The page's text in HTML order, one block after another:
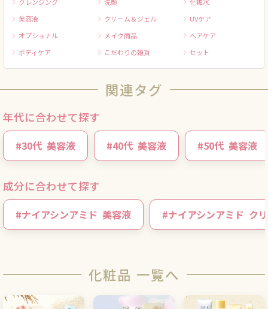
クレンジング 洗顔
化粧水
美容液
クリーム＆ジェル
UVケア
オプショナル
メイク商品
ヘアケア
ボディケア
こだわりの雑貨 セット
関連タグ
年代に合わせて探す
#30代 美容液 #40代 美容液 #50代 美容液
成分に合わせて探す
#ナイアシンアミド 美容液 #ナイアシンアミド ク
化粧品 一覧へ